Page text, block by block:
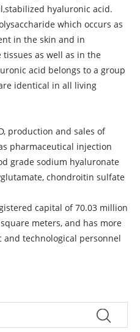
hyaluronic acid.
which occurs as
in the skin and in
as well as in the
acid belongs to a group
identical in all living
production and sales of
pharmaceutical injection
grade sodium hyaluronate
chondroitin sulfate
capital of 70.03 million
meters, and has more
and technological personnel